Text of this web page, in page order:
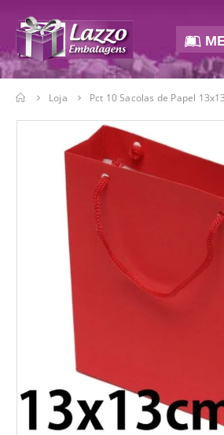
Loja Pct 10 Sacolas de Papel